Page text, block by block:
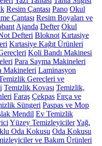
Resim Çantası Pano Okul
Çantası Resim Boyaları ve
Ajanda Defter Okul
Defteri Bloknot Kırtasiye
Kırtasiye Kağıt Ürünleri
Koli Bandı Makinesi
Para Sayma Makineleri
Makineleri Laminasyon
Gereçleri ve
Temizlik Kovası Temizlik,
Faraş Çekpas Fırça ve
Süngeri Paspas ve Mop
Mendil Ev Temizlik
Yüzey TemizleyicilerYağ,
Oda Kokusu Oda Kokusu
ve Bakım Ürünleri